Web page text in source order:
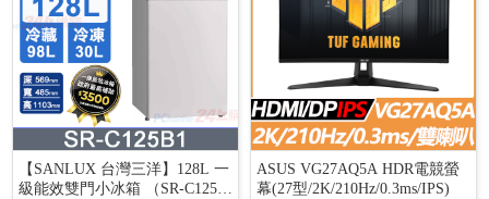
【SANLUX 台灣三洋】128L 一
級能效雙門小冰箱 （SR-C125B
ASUS VG27AQ5A HDR電競螢
幕(27型/2K/210Hz/0.3ms/IPS)